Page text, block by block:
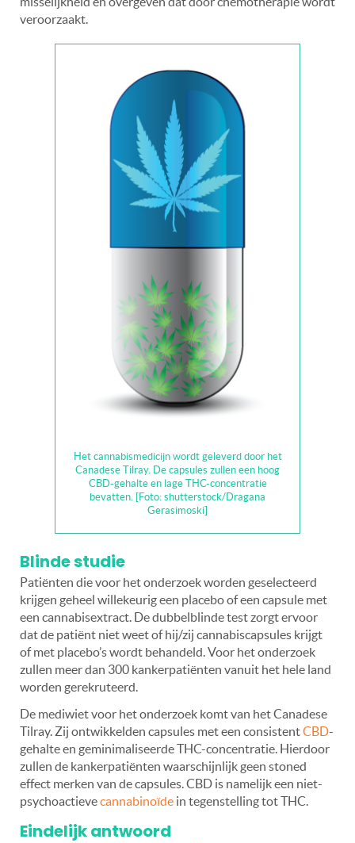
veroorzaakt.
Het cannabismedicijn wordt geleverd door het
Canadese Tilray. De capsules zullen een hoog
CBD-gehalte en lage THC-concentratie
bevatten. [Foto: shutterstock/Dragana
Gerasimoski]
Blinde studie
Patiënten die voor het onderzoek worden geselecteerd
krijgen geheel willekeurig een placebo of een capsule met
een cannabisextract. De dubbelblinde test zorgt ervoor
dat de patiënt niet weet of hij/zij cannabiscapsules krijgt
of met placebo’s wordt behandeld. Voor het onderzoek
zullen meer dan 300 kankerpatiënten vanuit het hele land
worden gerekruteerd.
De mediwiet voor het onderzoek komt van het Canadese
Tilray. Zij ontwikkelden capsules met een consistentCBD-
gehalte en geminimaliseerde THC-concentratie. Hierdoor
zullen de kankerpatiënten waarschijnlijk geen stoned
effect merken van de capsules. CBD is namelijk een niet-
psychoactievecannabinoïde in tegenstelling tot THC.
Eindelijk antwoord